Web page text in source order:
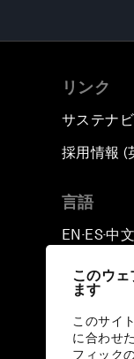
このウ
ます
このサイ
に合わせ
フィック
リンク
サステナ
採用情報 (
言語
EN ▪ES▪中